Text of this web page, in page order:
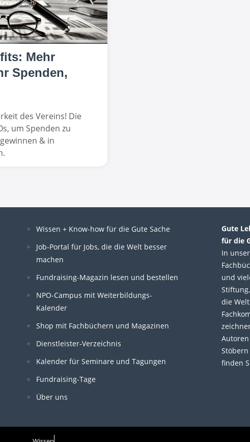
Mehr
Spenden,
des Vereins! Die
um Spenden zu
& in
Wissen + Know-how für die Gute Sache
Job-Portal für Jobs, die die Welt besser
machen
Fundraising-Magazin lesen und bestellen
NPO-Campus mit Weiterbildungs-
Kalender
Shop mit Fachbüchern und Magazinen
Dienstleister-Verzeichnis
Kalender für Seminare und Tagungen
Fundraising-Tage
Über uns
Gute
für die
In
und
die
finden